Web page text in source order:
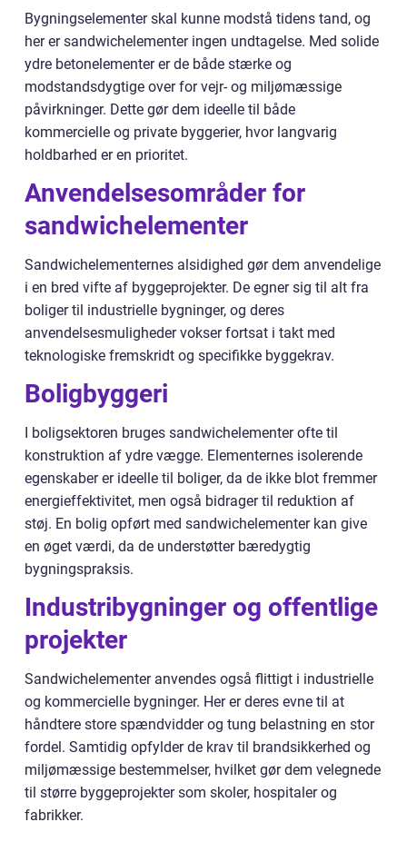
Bygningselementer skal kunne modstå tidens tand, og
her er sandwichelementer ingen undtagelse. Med solide
ydre betonelementer er de både stærke og
modstandsdygtige over for vejr- og miljømæssige
påvirkninger. Dette gør dem ideelle til både
kommercielle og private byggerier, hvor langvarig
holdbarhed er en prioritet.
Anvendelsesområder for
sandwichelementer
Sandwichelementernes alsidighed gør dem anvendelige
i en bred vifte af byggeprojekter. De egner sig til alt fra
boliger til industrielle bygninger, og deres
anvendelsesmuligheder vokser fortsat i takt med
teknologiske fremskridt og specifikke byggekrav.
Boligbyggeri
I boligsektoren bruges sandwichelementer ofte til
konstruktion af ydre vægge. Elementernes isolerende
egenskaber er ideelle til boliger, da de ikke blot fremmer
energieffektivitet, men også bidrager til reduktion af
støj. En bolig opført med sandwichelementer kan give
en øget værdi, da de understøtter bæredygtig
bygningspraksis.
Industribygninger og offentlige
projekter
Sandwichelementer anvendes også flittigt i industrielle
og kommercielle bygninger. Her er deres evne til at
håndtere store spændvidder og tung belastning en stor
fordel. Samtidig opfylder de krav til brandsikkerhed og
miljømæssige bestemmelser, hvilket gør dem velegnede
til større byggeprojekter som skoler, hospitaler og
fabrikker.